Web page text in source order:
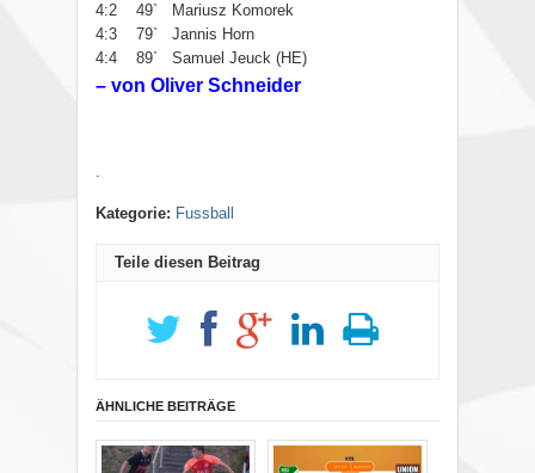
4:2 49` Mariusz Komorek
4:3 79` Jannis Horn
4:4 89` Samuel Jeuck (HE)
– von Oliver Schneider
.
Kategorie: Fussball
Teile diesen Beitrag
ÄHNLICHE BEITRÄGE